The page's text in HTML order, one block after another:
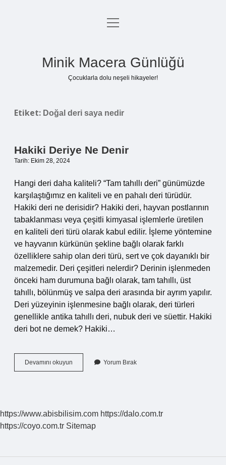
Anasayfa
menüyü
Minik Macera Günlüğü
Çocuklarla dolu neşeli hikayeler!
Etiket: Doğal deri saya nedir
Hakiki Deriye Ne Denir
Tarih: Ekim 28, 2024
Hangi deri daha kaliteli? “Tam tahıllı deri” günümüzde
karşılaştığımız en kaliteli ve en pahalı deri türüdür.
Hakiki deri ne derisidir? Hakiki deri, hayvan postlarının
tabaklanması veya çeşitli kimyasal işlemlerle üretilen
en kaliteli deri türü olarak kabul edilir. İşleme yöntemine
ve hayvanın kürkünün şekline bağlı olarak farklı
özelliklere sahip olan deri türü, sert ve çok dayanıklı bir
malzemedir. Deri çeşitleri nelerdir? Derinin işlenmeden
önceki ham durumuna bağlı olarak, tam tahıllı, üst
tahıllı, bölünmüş ve salpa deri arasında bir ayrım yapılır.
Deri yüzeyinin işlenmesine bağlı olarak, deri türleri
genellikle antika tahıllı deri, nubuk deri ve süettir. Hakiki
deri bot ne demek? Hakiki…
Devamını okuyun
Deriye
Yorum Bırak
https://www.abisbilisim.com https://dalo.com.tr
https://coyo.com.tr Sitemap